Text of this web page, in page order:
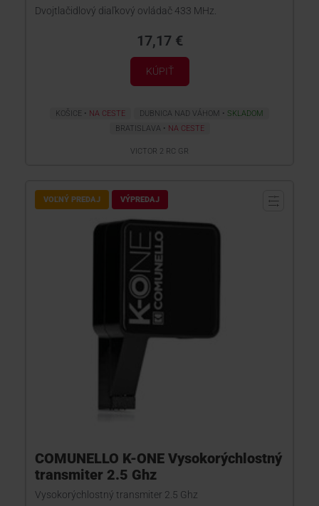
Dvojtlačidlový diaľkový ovládač 433 MHz.
17,17 €
KÚPIŤ
KOŠICE NA CESTE DUBNICA NAD VÁHOM
SKLADOM
BRATISLAVA
NA CESTE
VICTOR 2 RC GR
VOĽNÝ PREDAJ VÝPREDAJ
COMUNELLO K-ONE Vysokorýchlostný
transmiter 2.5 Ghz
Vysokorýchlostný transmiter 2.5 Ghz